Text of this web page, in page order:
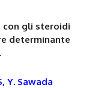
con gli steroidi
determinante
Y. Sawada